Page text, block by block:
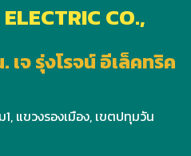
CO.,
จ รุ่งโรจน์ อีเล็คทริค
แขวงรองเมือง, เขตปทุมวัน